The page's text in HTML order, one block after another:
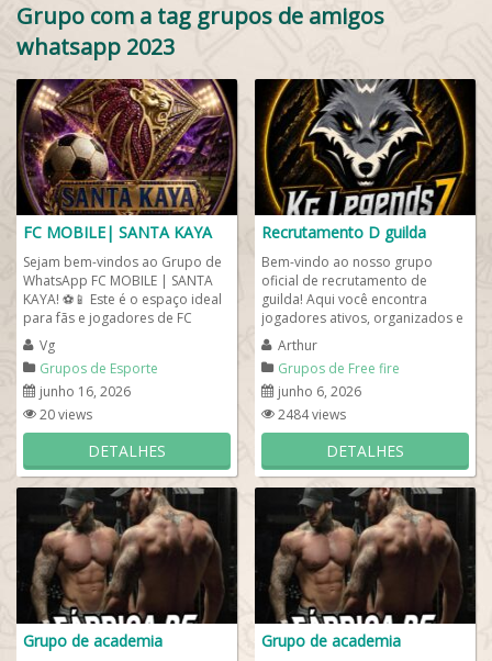
Grupo com a tag grupos de amigos
whatsapp 2023
FC MOBILE| SANTA KAYA
Sejam bem-vindos ao Grupo de
WhatsApp FC MOBILE | SANTA
KAYA! ⚽📱 Este é o espaço ideal
para fãs e jogadores de FC
Mobile que querem
compartilhar...
Vg
Grupos de Esporte
junho 16, 2026
20 views
DETALHES
Recrutamento D guilda
Bem-vindo ao nosso grupo
oficial de recrutamento de
guilda! Aqui você encontra
jogadores ativos, organizados e
prontos para evoluir juntos no
game. Nosso...
Arthur
Grupos de Free fire
junho 6, 2026
2484 views
DETALHES
Grupo de academia Grupo de academia